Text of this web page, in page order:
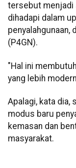
tersebut menjadi
dihadapi dalam
penyalahgunaan,
(P4GN).
"Hal ini
yang lebih
Apalagi, kata dia,
modus baru
kemasan dan
masyarakat.